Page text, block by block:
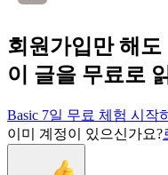
회원가입만 해도
이 글을 무료로
Basic 7일 무료 체험 시작
이미 계정이 있으신가요?